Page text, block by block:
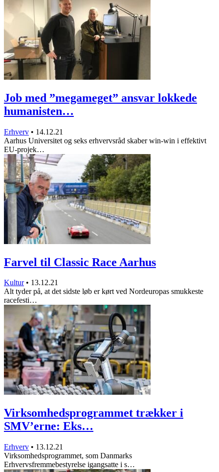
Job med ”megameget” ansvar lokkede
humanisten…
Erhverv • 14.12.21
Aarhus Universitet og seks erhvervsråd skaber win-win i effektivt
EU-projek…
Farvel til Classic Race Aarhus
Kultur • 13.12.21
Alt tyder på, at det sidste løb er kørt ved Nordeuropas smukkeste
racefesti…
Virksomhedsprogrammet trækker i
SMV’erne: Eks…
Erhverv • 13.12.21
Virksomhedsprogrammet, som Danmarks
Erhvervsfremmebestyrelse igangsatte i s…